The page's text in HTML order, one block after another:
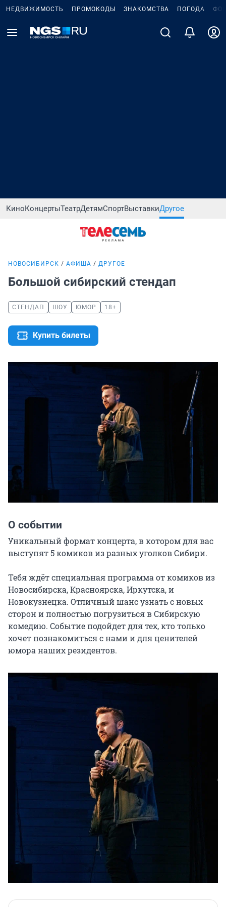
НЕДВИЖИМОСТЬ ПРОМОКОДЫ ЗНАКОМСТВА ПОГОДА
КиноКонцертыТеатрДетямСпортВыставкиДругое
НОВОСИБИРСК АФИША ДРУГОЕ
Большой сибирский стендап
СТЕНДАП ШОУ ЮМОР 18+
Купить билеты
О событии
Уникальный формат концерта, в котором для вас
выступят 5 комиков из разных уголков Сибири.
Тебя ждёт специальная программа от комиков из
Новосибирска, Красноярска, Иркутска, и
Новокузнецка. Отличный шанс узнать с новых
сторон и полностью погрузиться в Сибирскую
комедию. Событие подойдет для тех, кто только
хочет познакомиться с нами и для ценителей
юмора наших резидентов.